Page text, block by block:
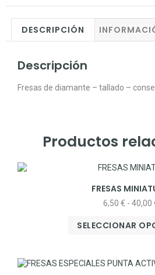
DESCRIPCIÓN
Descripción
Fresas de diamante – tallado –
Productos
FRESAS
6,50 € - 40,00
SELECCIONAR